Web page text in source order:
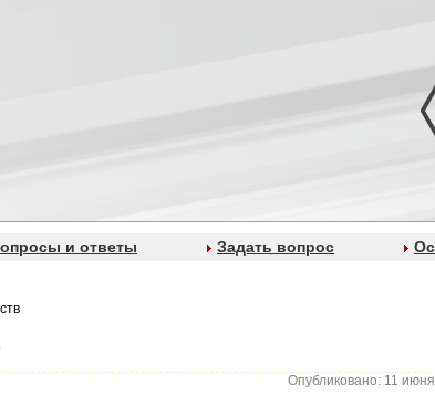
и ответы Задать вопрос
Опубликовано: 11